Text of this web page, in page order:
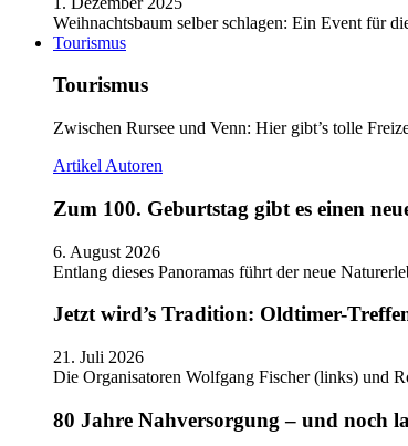
Weihnachtsbaum selber schlagen: Ein Event für
Tourismus
Tourismus
Zwischen Rursee und Venn: Hier gibt’s tolle
Artikel Autoren
Zum 100. Geburtstag gibt es einen
6. August 2026
Entlang dieses Panoramas führt der neue
Jetzt wird’s Tradition: Oldtimer-
21. Juli 2026
Die Organisatoren Wolfgang Fischer (links) und
80 Jahre Nahversorgung – und noch